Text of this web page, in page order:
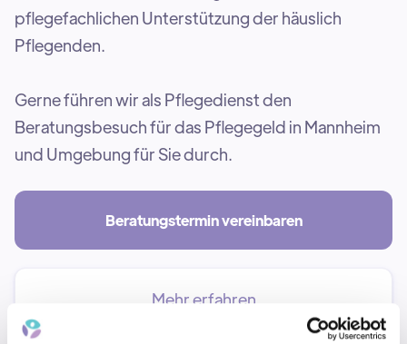
pflegefachlichen Unterstützung der häuslich
Pflegenden.
Gerne führen wir als Pflegedienst den
Beratungsbesuch für das Pflegegeld in Mannheim
und Umgebung für Sie durch.
Beratungstermin vereinbaren
Mehr erfahren